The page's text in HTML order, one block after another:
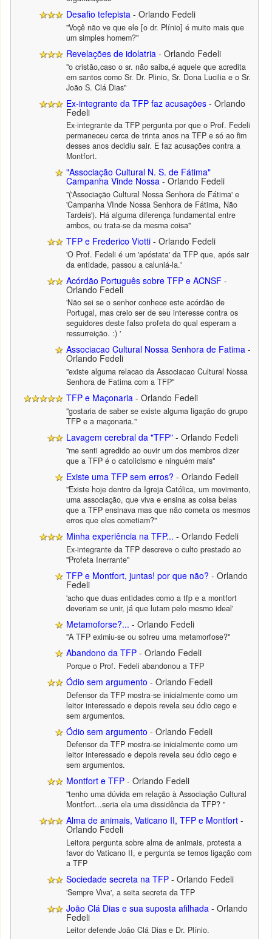
Desafio tefepista - Orlando Fedeli
"Voçê não ve que ele [o dr. Plínio] é muito mais que
um simples homem?"
Revelações de idolatria - Orlando Fedeli
"o cristão,caso o sr. não saiba,é aquele que acredita
em santos como Sr. Dr. Plinio, Sr. Dona Lucilia e o Sr.
João S. Clá Dias"
Ex-integrante da TFP faz acusações - Orlando
Fedeli
Ex-integrante da TFP pergunta por que o Prof. Fedeli
permaneceu cerca de trinta anos na TFP e só ao fim
desses anos decidiu sair. E faz acusações contra a
Montfort.
"Associação Cultural N. S. de Fátima"
Campanha Vinde Nossa - Orlando Fedeli
"('Associação Cultural Nossa Senhora de Fátima' e
'Campanha VInde Nossa Senhora de Fátima, Não
Tardeis'). Há alguma diferença fundamental entre
ambos, ou trata-se da mesma coisa"
TFP e Frederico Viotti - Orlando Fedeli
'O Prof. Fedeli é um 'apóstata' da TFP que, após sair
da entidade, passou a caluniá-la.'
Acórdão Português sobre TFP e ACNSF -
Orlando Fedeli
'Não sei se o senhor conhece este acórdão de
Portugal, mas creio ser de seu interesse contra os
seguidores deste falso profeta do qual esperam a
ressurreição. :) '
Associacao Cultural Nossa Senhora de Fatima -
Orlando Fedeli
"existe alguma relacao da Associacao Cultural Nossa
Senhora de Fatima com a TFP"
TFP e Maçonaria - Orlando Fedeli
"gostaria de saber se existe alguma ligação do grupo
TFP e a maçonaria."
Lavagem cerebral da "TFP" - Orlando Fedeli
"me senti agredido ao ouvir um dos membros dizer
que a TFP é o catolicismo e ninguém mais"
Existe uma TFP sem erros? - Orlando Fedeli
"Existe hoje dentro da Igreja Católica, um movimento,
uma associação, que viva e ensina as coisa belas
que a TFP ensinava mas que não cometa os mesmos
erros que eles cometiam?"
Minha experiência na TFP... - Orlando Fedeli
Ex-integrante da TFP descreve o culto prestado ao
"Profeta Inerrante"
TFP e Montfort, juntas! por que não? - Orlando
Fedeli
'acho que duas entidades como a tfp e a montfort
deveriam se unir, já que lutam pelo mesmo ideal'
Metamoforse?... - Orlando Fedeli
"A TFP eximiu-se ou sofreu uma metamorfose?"
Abandono da TFP - Orlando Fedeli
Porque o Prof. Fedeli abandonou a TFP
Ódio sem argumento - Orlando Fedeli
Defensor da TFP mostra-se inicialmente como um
leitor interessado e depois revela seu ódio cego e
sem argumentos.
Ódio sem argumento - Orlando Fedeli
Defensor da TFP mostra-se inicialmente como um
leitor interessado e depois revela seu ódio cego e
sem argumentos.
Montfort e TFP - Orlando Fedeli
"tenho uma dúvida em relação à Associação Cultural
Montfort...seria ela uma dissidência da TFP? "
Alma de animais, Vaticano II, TFP e Montfort -
Orlando Fedeli
Leitora pergunta sobre alma de animais, protesta a
favor do Vaticano II, e pergunta se temos ligação com
a TFP
Sociedade secreta na TFP - Orlando Fedeli
'Sempre Viva', a seita secreta da TFP
João Clá Dias e sua suposta afilhada - Orlando
Fedeli
Leitor defende João Clá Dias e Dr. Plínio.